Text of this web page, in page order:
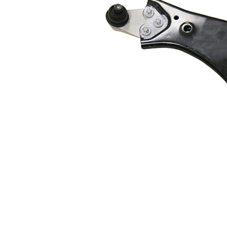
výrobek/info 2
s
nosným-/vodicím
kloubem
trojúhelníkové